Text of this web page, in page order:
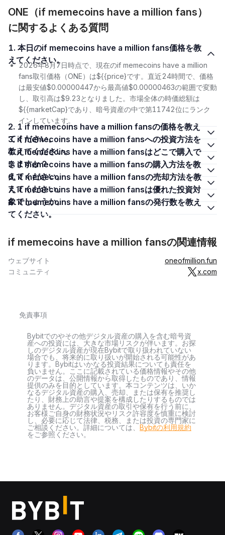
ONE（if memecoins have a million fans）
に関するよくある質問
1. 本日のif memecoins have a million fans価格を教
えてください。
2026年8月7日時点で、現在のif memecoins have a million
fans取引価格（ONE）は${{price}です。直近24時間で、価格
は最安値$0.00000447から最高値$0.00000463の範囲で変動
し、取引高は$9.23となりました。市場全体の時価総額は
${{marketCap}であり、暗号資産の中で第11742位にランク
インしています。
2. 1 if memecoins have a million fansの価格を教え
てください。
3. if memecoins have a million fansへの投資方法を
教えてください。
4. if memecoins have a million fansはどこで購入で
きますか？
5. if memecoins have a million fansの購入方法を教
えてください。
6. if memecoins have a million fansの売却方法を教
えてください。
7. if memecoins have a million fansは優れた投資対
象でしょうか。
8. if memecoins have a million fansの発行数を教え
てください。
if memecoins have a million fansの関連情報
ウェブサイト
oneofmillion.fun
コミュニティ
x.com
免責事項
Bybitでのやその他デジタル資産の購入を含む暗号資
産への投資には、大きな市場リスクが伴います。お探
しのデジタル資産が現在Bybitで取り扱われていない
場合でも、将来的に取り扱いが開始される可能性があ
ります。Bybitはいかなる投資結果についても責任を
負いません。ここに記載されている価格情報やその他
のデータは、公開情報から取得したものであり、情報
提供のみを目的としています。本コンテンツは、いか
なるデジタル資産の購入、売却、または保有を推奨し
たり、財務上の助言や提案を構成したりするものでは
ありません。デジタル資産の取引や保有を行う前に、
お客様ご自身の財務状況やリスク許容度を慎重に検討
し、必要に応じて法律、税務、または投資の専門家に
ご相談ください。詳細については、 Bybitの利用規約
をご参照ください。